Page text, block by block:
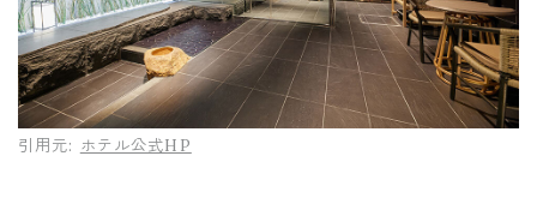
引用元: ホテル公式HP